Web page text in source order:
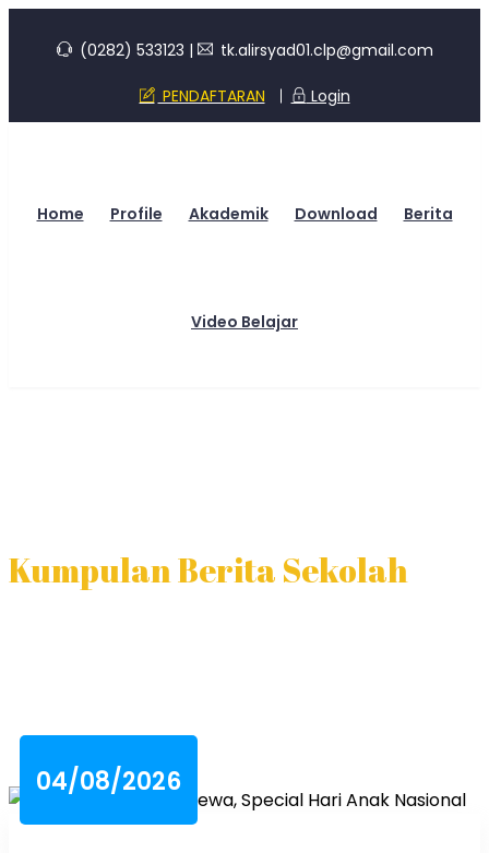
(0282) 533123 | tk.alirsyad01.clp@gmail.com
PENDAFTARAN Login
Home Profile Akademik Download Berita
Video Belajar
Kumpulan Berita Sekolah
04/08/2026